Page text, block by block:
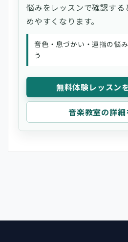
悩みをレッスンで確認する
めやすくなります。
音色・息づかい・運指の悩
う
無料体験レッスン
音楽教室の詳細